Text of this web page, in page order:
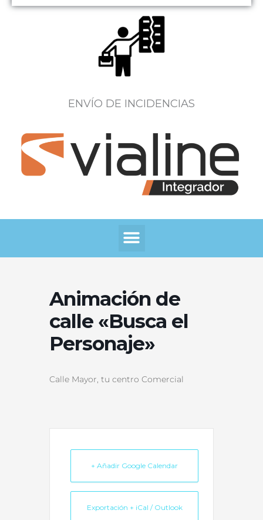
ENVÍO DE INCIDENCIAS
Menú
Animación de
calle «Busca el
Personaje»
Calle Mayor, tu centro Comercial
+ Añadir Google Calendar
Exportación + iCal / Outlook